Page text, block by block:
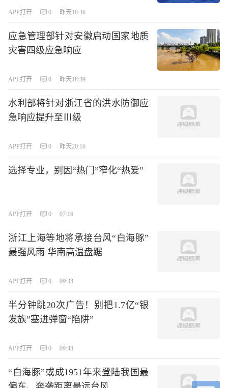
APP打开 0 昨天18:36
应急管理部针对安徽启动国家地质
灾害四级应急响应
APP打开 0 昨天18:39
水利部将针对浙江省的洪水防御应
急响应提升至Ⅲ级
APP打开 0 昨天20:16
选择专业，别因“热门”窄化“热爱”
APP打开 0 07:16
浙江上海等地将承接台风“白海豚”
最强风雨 华南高温盘踞
APP打开 0 09:33
半分钟跳20次广告！别把1.7亿“银
发族”塞进弹窗“陷阱”
APP打开 0 09:33
“白海豚”或成1951年来登陆我国最